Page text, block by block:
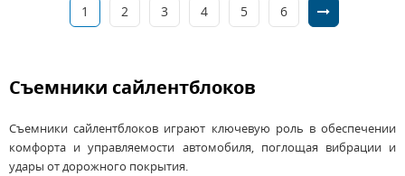
1 2 3 4 5 6
Съемники сайлентблоков
Съемники сайлентблоков играют ключевую роль в обеспечении
комфорта и управляемости автомобиля, поглощая вибрации и
удары от дорожного покрытия.